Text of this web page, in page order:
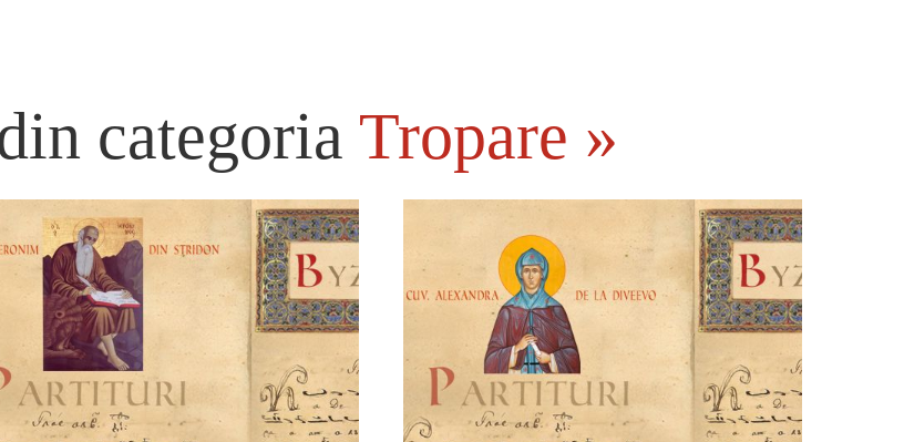
categoria Tropare »